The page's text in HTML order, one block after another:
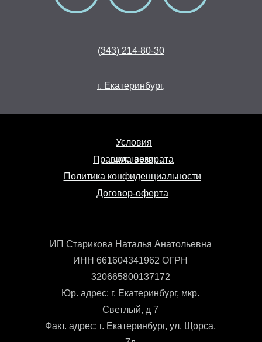
(343) 214-80-30
г. Екатеринбург,
ИП Старикова Наталья Анатольевна
ИНН 661604341962 ОГРН
320665800137172
Юр. адрес: г. Екатеринбург, мкр.
Светлый, д 7
Факт. адрес: г. Екатеринбург, ул. Щорса,
Политика конфиденциальности
Условия
доставки
Правила возврата
Договор-оферта